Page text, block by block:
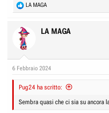
R
e
c
t
i
s
LA MAGA
LA MAGA
6 Febbraio 2024
Pug24 ha scritto:
Sembra quasi che ci sia su ancora